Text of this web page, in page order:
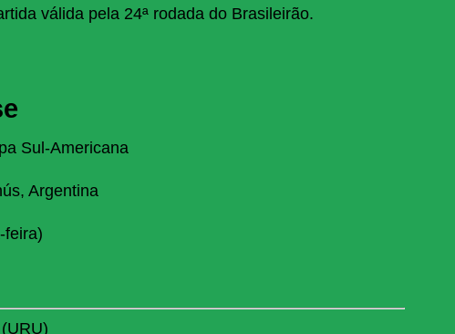
válida pela 24ª rodada do Brasileirão.
Sul-Americana
Argentina
feira)